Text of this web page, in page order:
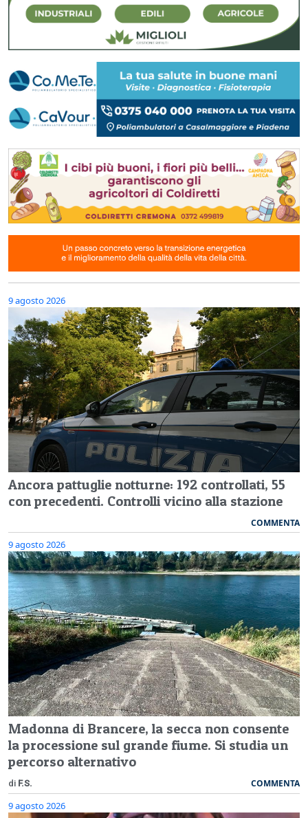
9 agosto 2026
Ancora pattuglie notturne: 192 controllati, 55
con precedenti. Controlli vicino alla stazione
COMMENTA
9 agosto 2026
Madonna di Brancere, la secca non consente
la processione sul grande fiume. Si studia un
percorso alternativo
di F.S. COMMENTA
9 agosto 2026